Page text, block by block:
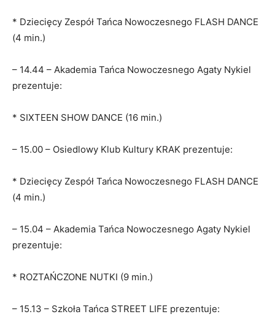
* Dziecięcy Zespół Tańca Nowoczesnego FLASH DANCE
(4 min.)
– 14.44 – Akademia Tańca Nowoczesnego Agaty Nykiel
prezentuje:
* SIXTEEN SHOW DANCE (16 min.)
– 15.00 – Osiedlowy Klub Kultury KRAK prezentuje:
* Dziecięcy Zespół Tańca Nowoczesnego FLASH DANCE
(4 min.)
– 15.04 – Akademia Tańca Nowoczesnego Agaty Nykiel
prezentuje:
* ROZTAŃCZONE NUTKI (9 min.)
– 15.13 – Szkoła Tańca STREET LIFE prezentuje: